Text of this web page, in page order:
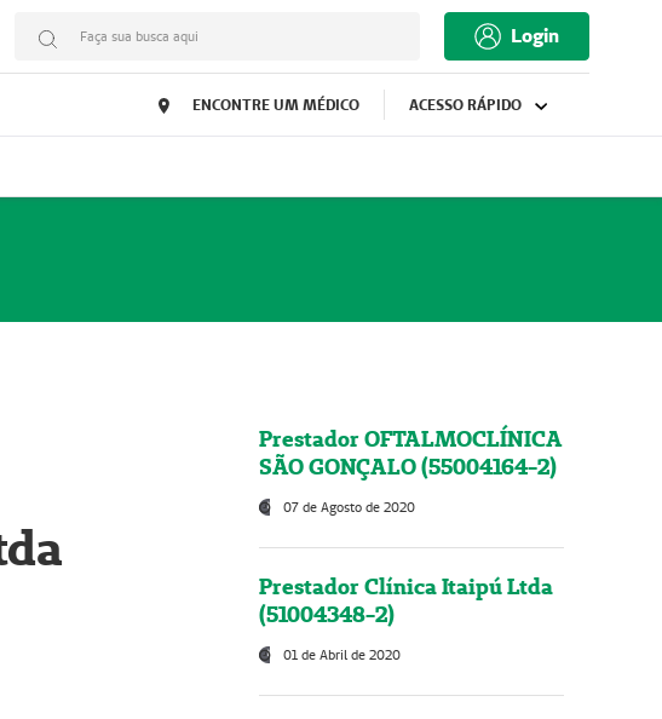
Faça sua busca aqui Login
ENCONTRE UM MÉDICO ACESSO RÁPIDO
Prestador OFTALMOCLÍNICA
SÃO GONÇALO (55004164-2)
07 de Agosto de 2020
Prestador Clínica Itaipú Ltda
(51004348-2)
01 de Abril de 2020